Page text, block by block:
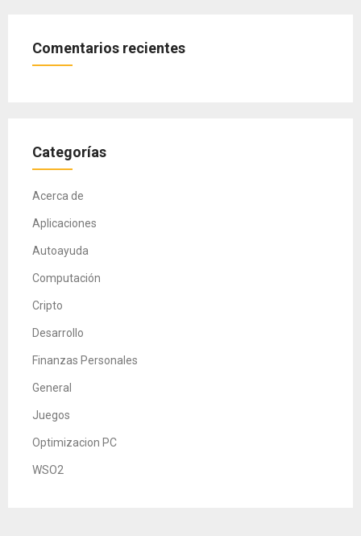
Comentarios recientes
Categorías
Acerca de
Aplicaciones
Autoayuda
Computación
Cripto
Desarrollo
Finanzas Personales
General
Juegos
Optimizacion PC
WSO2